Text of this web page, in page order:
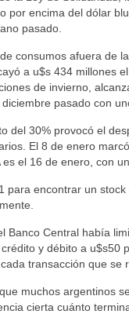
por encima del dólar
pasado.
consumos afuera de
a u$s 434 millones
de invierno,
pasado con
del 30% provocó el
El 8 de enero
el 16 de enero, con
para encontrar un
Banco Central había
y débito a u$s50
transacción que se
muchos argentinos
cierta cuánto